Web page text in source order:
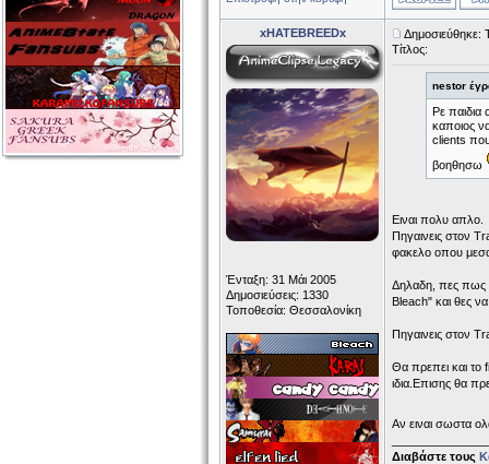
xHATEBREEDx
Ένταξη: 31 Μάι 2005
Δημοσιεύσεις: 1330
Τοποθεσία: Θεσσαλονίκη
Δημοσιεύθηκε:
Τίτλος:
nestor
Ρε παιδια
καποιος
clients που
βοηθησω
Ειναι πολυ απλο.
Πηγαινεις στον
φακελο οπου
Δηλαδη, πες πως
Bleach" και θες
Πηγαινεις στον
Θα πρεπει και το
ιδια.Επισης θα
Αν ειναι σωστα
Διαβάστε τους